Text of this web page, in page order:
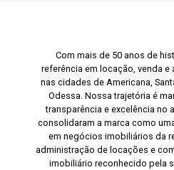
Com mais de 50 anos de
referência em locação, venda
nas cidades de Americana,
Odessa. Nossa trajetória é
transparência e excelência no
consolidaram a marca como
em negócios imobiliários da
administração de locações e
imobiliário reconhecido pela